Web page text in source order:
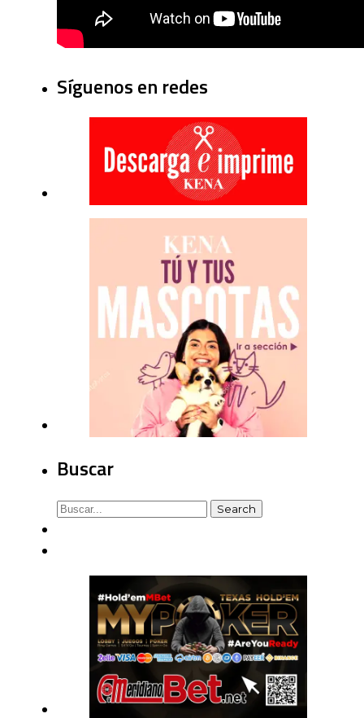
Síguenos en redes
Buscar